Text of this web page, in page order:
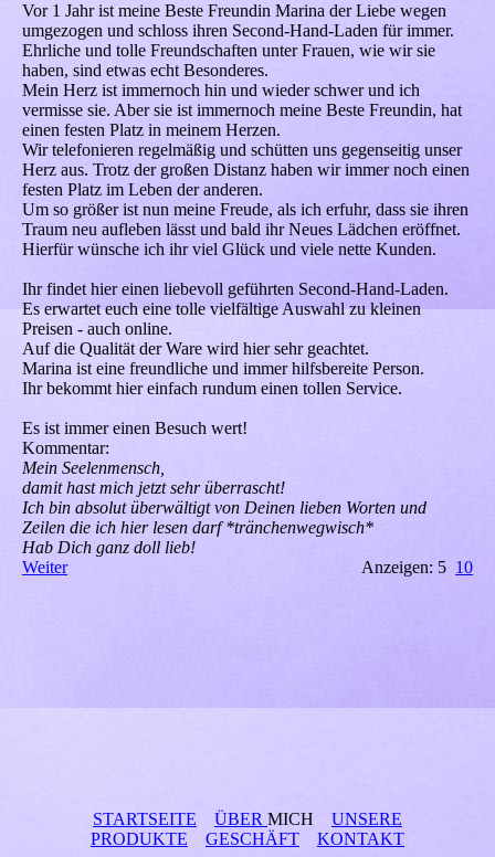
Vor 1 Jahr ist meine Beste Freundin Marina der Liebe wegen
umgezogen und schloss ihren Second-Hand-Laden für immer.
Ehrliche und tolle Freundschaften unter Frauen, wie wir sie
haben, sind etwas echt Besonderes.
Mein Herz ist immernoch hin und wieder schwer und ich
vermisse sie. Aber sie ist immernoch meine Beste Freundin, hat
einen festen Platz in meinem Herzen.
Wir telefonieren regelmäßig und schütten uns gegenseitig unser
Herz aus. Trotz der großen Distanz haben wir immer noch einen
festen Platz im Leben der anderen.
Um so größer ist nun meine Freude, als ich erfuhr, dass sie ihren
Traum neu aufleben lässt und bald ihr Neues Lädchen eröffnet.
Hierfür wünsche ich ihr viel Glück und viele nette Kunden.
Ihr findet hier einen liebevoll geführten Second-Hand-Laden.
Es erwartet euch eine tolle vielfältige Auswahl zu kleinen
Preisen - auch online.
Auf die Qualität der Ware wird hier sehr geachtet.
Marina ist eine freundliche und immer hilfsbereite Person.
Ihr bekommt hier einfach rundum einen tollen Service.
Es ist immer einen Besuch wert!
Kommentar:
Mein Seelenmensch,
damit hast mich jetzt sehr überrascht!
Ich bin absolut überwältigt von Deinen lieben Worten und
Zeilen die ich hier lesen darf *tränchenwegwisch*
Hab Dich ganz doll lieb!
Weiter
Anzeigen: 5 10
STARTSEITE ÜBER MICH UNSERE
PRODUKTE
GESCHÄFT KONTAKT